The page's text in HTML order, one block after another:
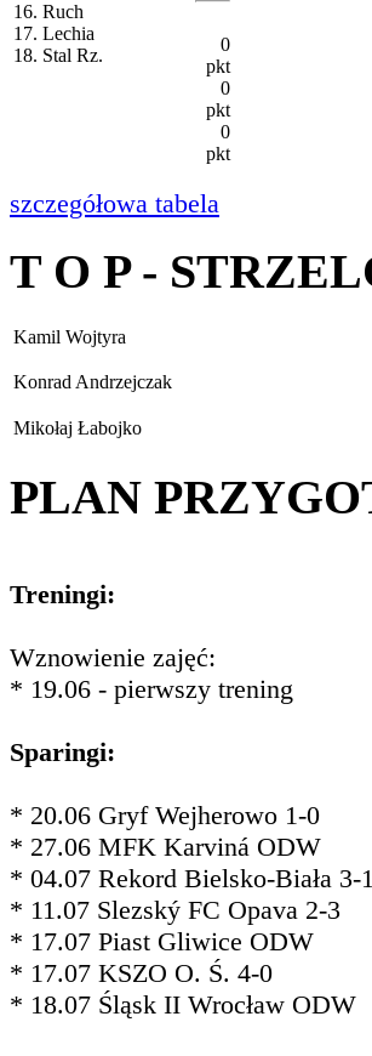
16. Ruch
17. Lechia
18. Stal Rz.
0
pkt
0
pkt
0
pkt
szczegółowa tabela
T O P -
Kamil Wojtyra
Konrad Andrzejczak
Mikołaj Łabojko
PLAN
Treningi:
Wznowienie zajęć:
* 19.06 - pierwszy trening
Sparingi:
* 20.06 Gryf Wejherowo 1-0
* 27.06 MFK Karviná ODW
* 04.07 Rekord Bielsko-Biała 3-1
* 11.07 Slezský FC Opava 2-3
* 17.07 Piast Gliwice ODW
* 17.07 KSZO O. Ś. 4-0
* 18.07 Śląsk II Wrocław ODW